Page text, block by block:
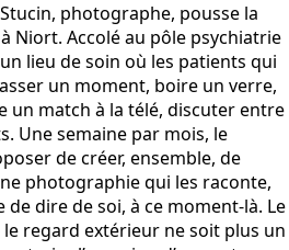
photographe, pousse la
Niort. Accolé au pôle psychiatrie
lieu de soin où les patients qui
un moment, boire un verre,
un match à la télé, discuter entre
Une semaine par mois, le
de créer, ensemble, de
photographie qui les raconte,
de dire de soi, à ce moment-là. Le
regard extérieur ne soit plus un